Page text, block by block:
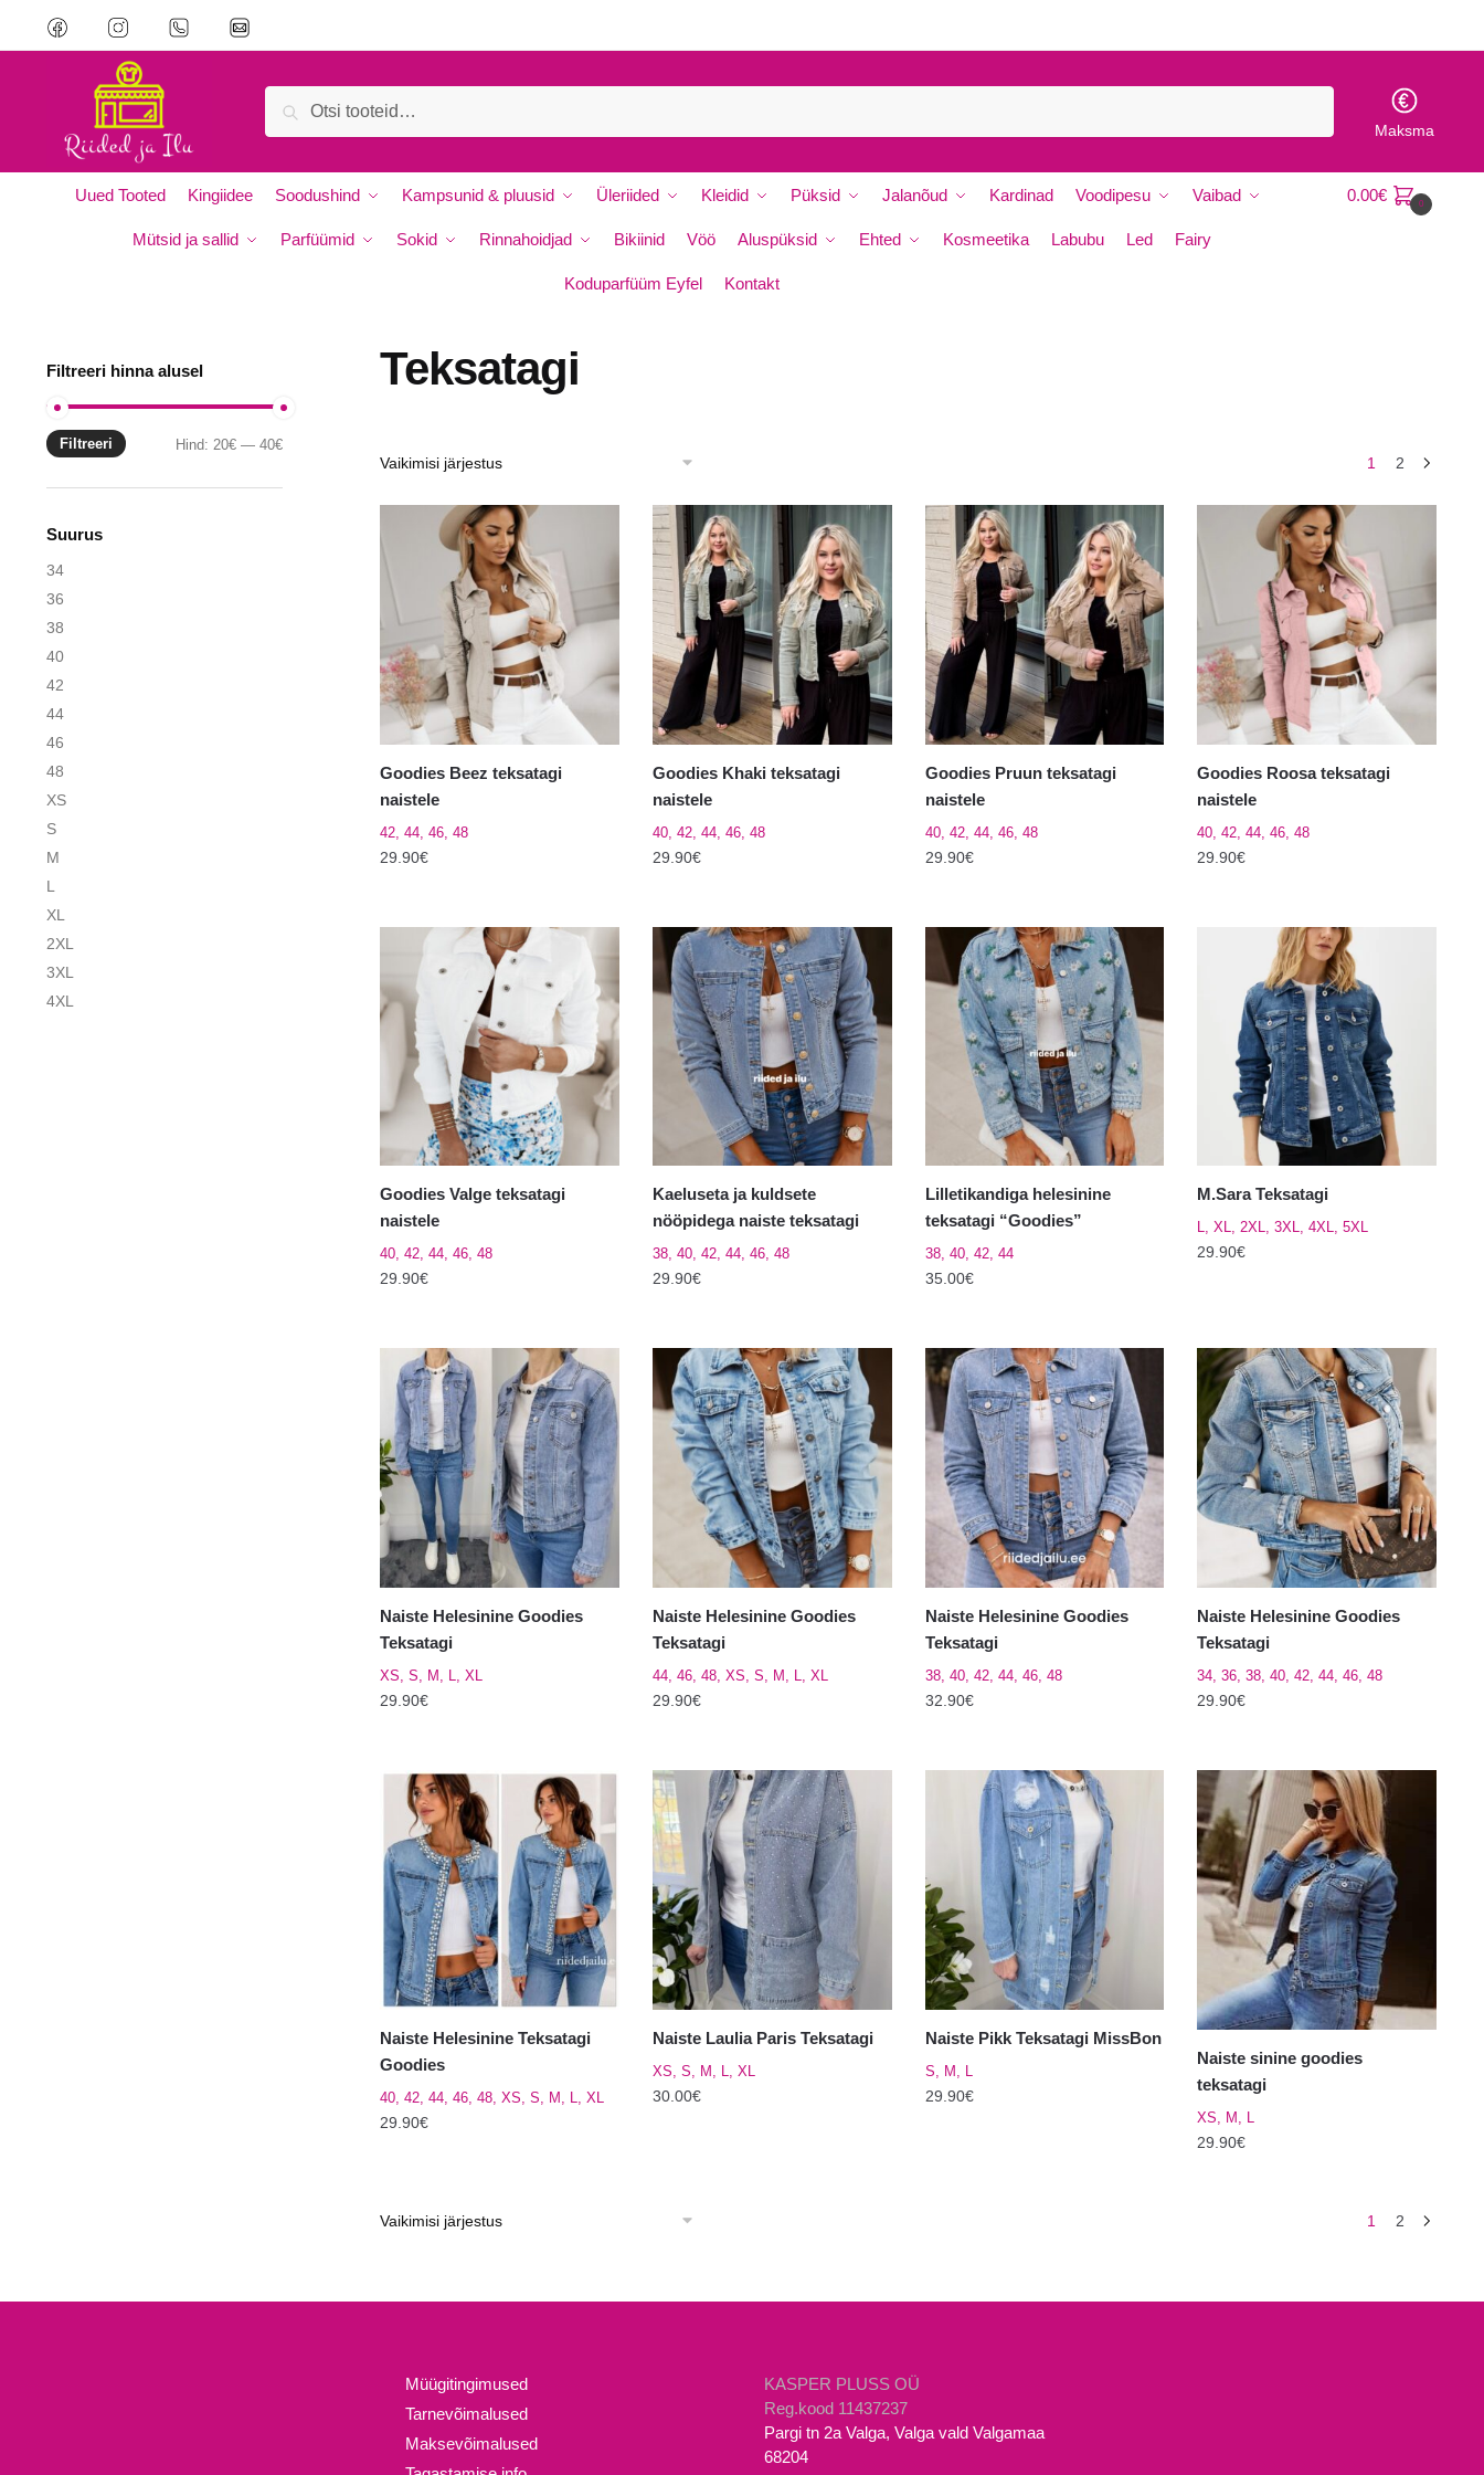
Otsi
Maksma
Uued Tooted Kingiidee Soodushind Kampsunid & pluusid Üleriided Kleidid Püksid Jalanõud Kardinad Voodipesu Vaibad
Mütsid ja sallid Parfüümid Sokid Rinnahoidjad Bikiinid Vöö Aluspüksid Ehted Kosmeetika Labubu Led Fairy
Koduparfüüm Eyfel Kontakt
0.00€ 0
Teksatagi
1 2
Goodies Beez teksatagi
naistele
42, 44, 46, 48
29.90€
tootel
varianti.
Valikuid
saab
teha
tootelehel.
Goodies Khaki teksatagi
naistele
40, 42, 44, 46, 48
29.90€
tootel
mitu
varianti.
Valikuid
saab
tootelehel.
Goodies Pruun teksatagi
naistele
40, 42, 44, 46, 48
29.90€
tootel
on
mitu
varianti.
Valikuid
tootelehel.
Goodies Roosa teksatagi
naistele
40, 42, 44, 46, 48
29.90€
varianti.
Valikuid
saab
tootelehel.
Goodies Valge teksatagi
naistele
40, 42, 44, 46, 48
29.90€
tootel
on
mitu
varianti.
Valikuid
saab
teha
tootelehel.
Kaeluseta ja kuldsete
nööpidega naiste teksatagi
38, 40, 42, 44, 46, 48
29.90€
tootel
mitu
varianti.
Valikuid
tootelehel.
Lilletikandiga helesinine
teksatagi “Goodies”
38, 40, 42, 44
35.00€
tootel
on
mitu
varianti.
Valikuid
saab
teha
tootelehel.
M.Sara Teksatagi
L, XL, 2XL, 3XL, 4XL, 5XL
29.90€
on
mitu
varianti.
Valikuid
saab
teha
tootelehel.
Naiste Helesinine Goodies
Teksatagi
XS, S, M, L, XL
29.90€
mitu
varianti.
Valikuid
saab
teha
tootelehel.
Naiste Helesinine Goodies
Teksatagi
44, 46, 48, XS, S, M, L, XL
29.90€
tootel
on
mitu
varianti.
Valikuid
saab
teha
tootelehel.
Naiste Helesinine Goodies
Teksatagi
38, 40, 42, 44, 46, 48
32.90€
tootel
Valikuid
saab
teha
tootelehel.
Naiste Helesinine Goodies
Teksatagi
34, 36, 38, 40, 42, 44, 46, 48
29.90€
tootel
on
mitu
varianti.
Valikuid
saab
teha
tootelehel.
Naiste Helesinine Teksatagi
Goodies
40, 42, 44, 46, 48, XS, S, M, L, XL
29.90€
on
Valikuid
tootelehel.
Naiste Laulia Paris Teksatagi
XS, S, M, L, XL
30.00€
mitu
saab
Naiste Pikk Teksatagi MissBon
S, M, L
29.90€
saab
Naiste sinine goodies
teksatagi
XS, M, L
29.90€
1 2
Filtreeri hinna alusel
Minimaalne
Maksimaalne
Filtreeri Hind: 20€ —40€
Suurus
34
36
38
40
42
44
46
48
XS
S
M
L
XL
2XL
3XL
4XL
Müügitingimused
Tarnevõimalused
Maksevõimalused
KASPER PLUSS OÜ
Reg.kood 11437237
Pargi tn 2a Valga, Valga vald Valgamaa
68204